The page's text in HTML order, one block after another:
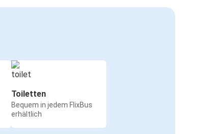
Toiletten
Bequem in jedem FlixBus
erhältlich